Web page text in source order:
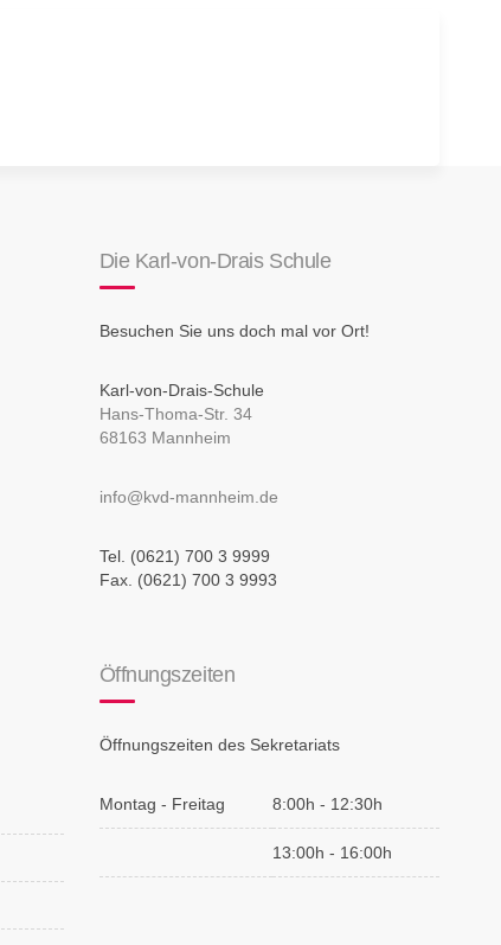
Die Karl-von-Drais Schule
Besuchen Sie uns doch mal vor Ort!
Karl-von-Drais-Schule
Hans-Thoma-Str. 34
68163 Mannheim
info@kvd-mannheim.de
Tel. (0621) 700 3 9999
Fax. (0621) 700 3 9993
Öffnungszeiten
Öffnungszeiten des Sekretariats
Montag - Freitag 8:00h - 12:30h
13:00h - 16:00h